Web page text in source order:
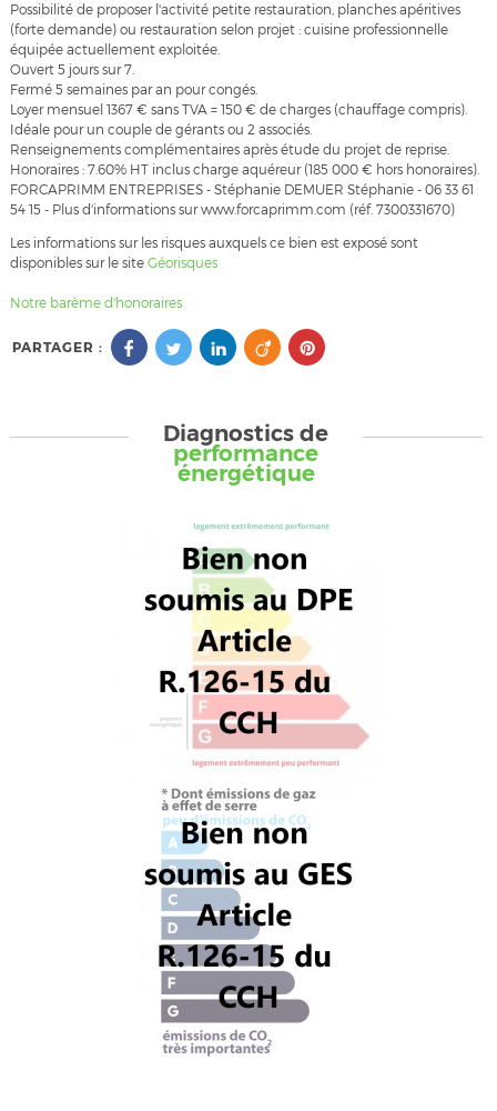
Possibilité de proposer l'activité petite restauration, planches apéritives
(forte demande) ou restauration selon projet : cuisine professionnelle
équipée actuellement exploitée.
Ouvert 5 jours sur 7.
Fermé 5 semaines par an pour congés.
Loyer mensuel 1367 € sans TVA = 150 € de charges (chauffage compris).
Idéale pour un couple de gérants ou 2 associés.
Renseignements complémentaires après étude du projet de reprise.
Honoraires : 7.60% HT inclus charge aquéreur (185 000 € hors honoraires).
FORCAPRIMM ENTREPRISES - Stéphanie DEMUER Stéphanie - 06 33 61
54 15 - Plus d'informations sur www.forcaprimm.com (réf. 7300331670)
Les informations sur les risques auxquels ce bien est exposé sont
disponibles sur le site Géorisques
Notre barème d'honoraires
PARTAGER :
Diagnostics de
performance
énergétique